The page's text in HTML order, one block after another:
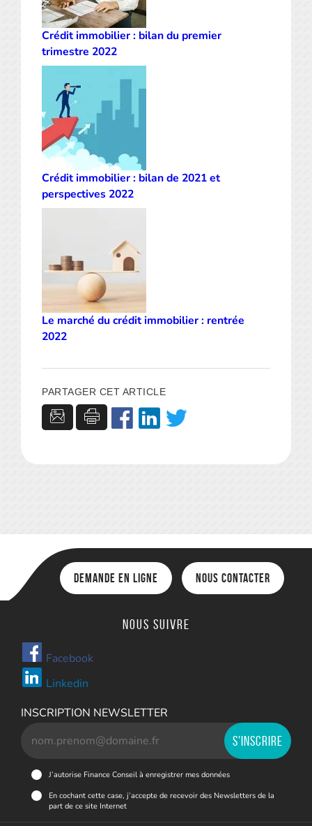
Crédit immobilier : bilan du premier
trimestre 2022
Crédit immobilier : bilan de 2021 et
perspectives 2022
Le marché du crédit immobilier : rentrée
2022
PARTAGER CET ARTICLE
Demande en ligne Nous contacter
Nous suivre
Facebook
Linkedin
INSCRIPTION NEWSLETTER
J’autorise Finance Conseil à enregistrer mes données
En cochant cette case, j’accepte de recevoir des Newsletters de la
part de ce site Internet